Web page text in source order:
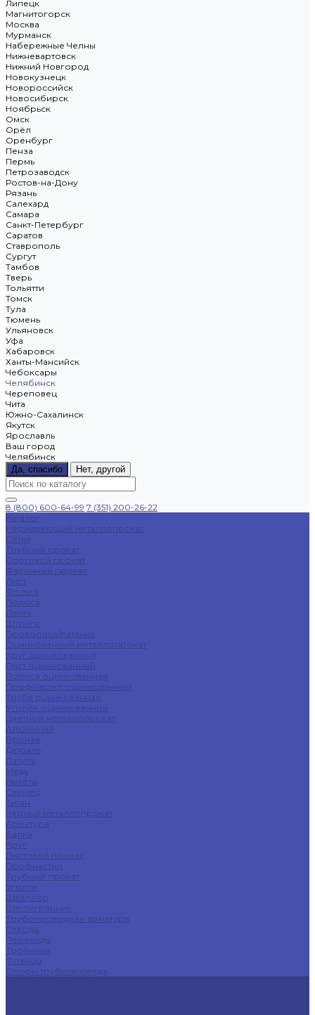
Липецк
Магнитогорск
Москва
Мурманск
Набережные Челны
Нижневартовск
Нижний Новгород
Новокузнецк
Новороссийск
Новосибирск
Ноябрьск
Омск
Орёл
Оренбург
Пенза
Пермь
Петрозаводск
Ростов-на-Дону
Рязань
Салехард
Самара
Санкт-Петербург
Саратов
Ставрополь
Сургут
Тамбов
Тверь
Тольятти
Томск
Тула
Тюмень
Ульяновск
Уфа
Хабаровск
Ханты-Мансийск
Чебоксары
Челябинск
Череповец
Чита
Южно-Сахалинск
Якутск
Ярославль
Ваш город
Челябинск
Да, спасибо
Нет, другой
8 (800) 600-64-99 7 (351) 200-26-22
Каталог
Нержавеющий металлопрокат
Сетка
Трубный прокат
Сортовой прокат
Фасонный прокат
Лист
Фольга
Полоса
Лента
Штрипс
Проволока/Катанка
Оцинкованный металлопрокат
Круг оцинкованный
Лист оцинкованный
Полоса оцинкованная
Профнастил оцинкованный
Труба оцинкованная
Уголок оцинкованный
Цветной металлопрокат
Алюминий
Бронза
Дюраль
Латунь
Медь
Никель
Свинец
Титан
Черный металлопрокат
Арматура
Балка
Круг
Листовой прокат
Профнастил
Трубный прокат
Уголок
Швеллер
Шестигранник
Трубопроводная арматура
Отводы
Переходы
Тройники
Фланцы
Опоры трубопровода